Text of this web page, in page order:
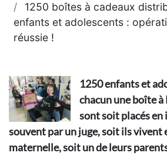
1250 boîtes à cadeaux
enfants et adolescents :
réussie !
1250 enfants et
chacun une boîte à
sont soit placés
souvent par un juge, soit ils vivent
maternelle, soit un de leurs